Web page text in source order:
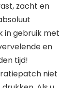
zacht en
in gebruik met
en
tijd!
niet